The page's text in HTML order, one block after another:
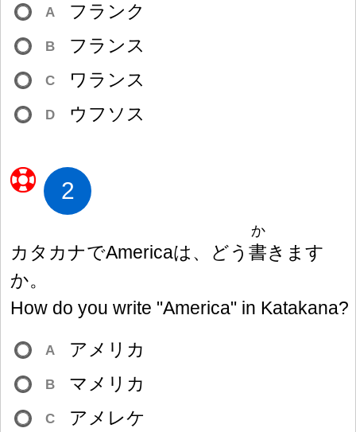
A フランク
B フランス
C ワランス
D ウフソス
2
カタカナでAmericaは、どう 書
か
きます
か。
How do you write "America" in Katakana?
A アメリカ
B マメリカ
C アメレケ